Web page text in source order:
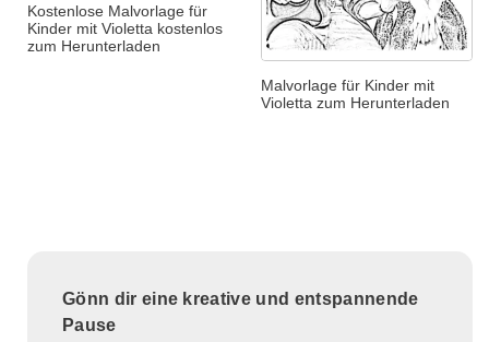
Kostenlose Malvorlage für
Kinder mit Violetta kostenlos
zum Herunterladen
Malvorlage für Kinder mit
Violetta zum Herunterladen
Gönn dir eine kreative und entspannende
Pause